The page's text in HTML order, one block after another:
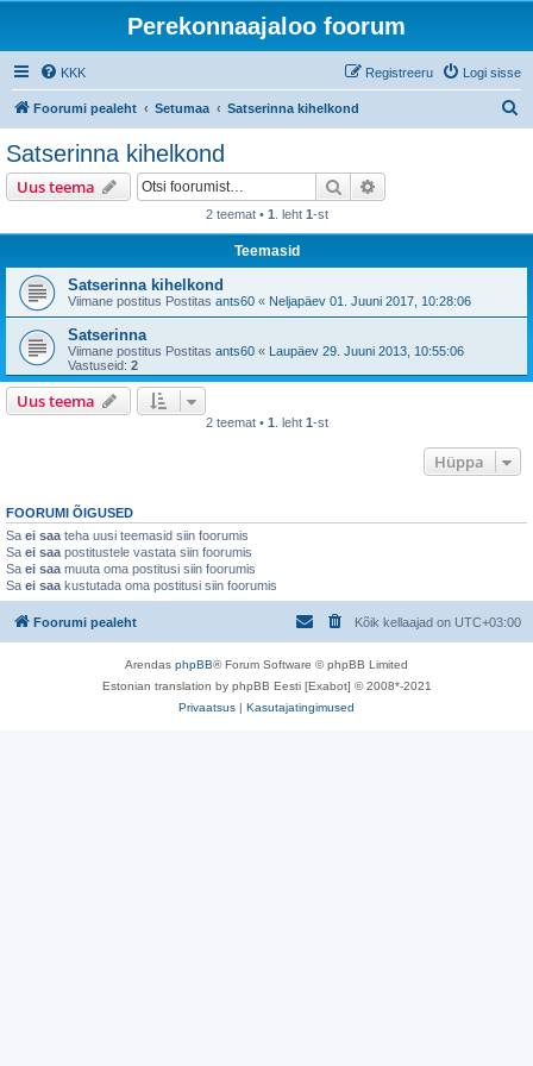
Perekonnaajaloo foorum
KKK Logi sisse
Registreeru
Foorumi pealeht Setumaa Satserinna kihelkond
Satserinna kihelkond
Uus teema Otsi
2 teemat • 1 . leht 1-st
Teemasid
Satserinna kihelkond
Viimane postitus Postitas ants60 « Neljapäev 01. Juuni 2017, 10:28:06
Satserinna
Viimane postitus Postitas ants60 « Laupäev 29. Juuni 2013, 10:55:06
Vastuseid: 2
Uus teema
2 teemat • 1 . leht 1-st
Hüppa
FOORUMI ÕIGUSED
Sa ei saa teha uusi teemasid siin foorumis
Sa ei saa postitustele vastata siin foorumis
Sa ei saa muuta oma postitusi siin foorumis
Sa ei saa kustutada oma postitusi siin foorumis
Foorumi pealeht Kõik kellaajad on UTC+03:00
Arendas phpBB® Forum Software © phpBB Limited
Estonian translation by phpBB Eesti [Exabot] © 2008*-2021
Privaatsus | Kasutajatingimused